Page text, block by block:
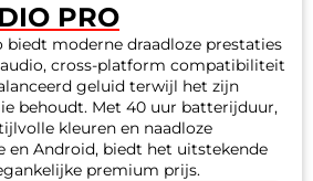
PRO
biedt moderne draadloze prestaties
audio, cross-platform compatibiliteit
geluid terwijl het zijn
behoudt. Met 40 uur batterijduur,
kleuren en naadloze
en Android, biedt het uitstekende
premium prijs.